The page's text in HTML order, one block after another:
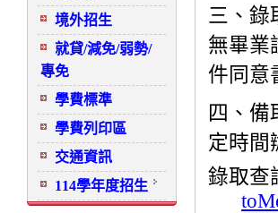
境外招生
就貸/減免/弱勢/
專免
學費標準
學費列印區
交通資訊
114學年度招生
三、錄
無畢業
件同意
四、備
定時間
錄取查